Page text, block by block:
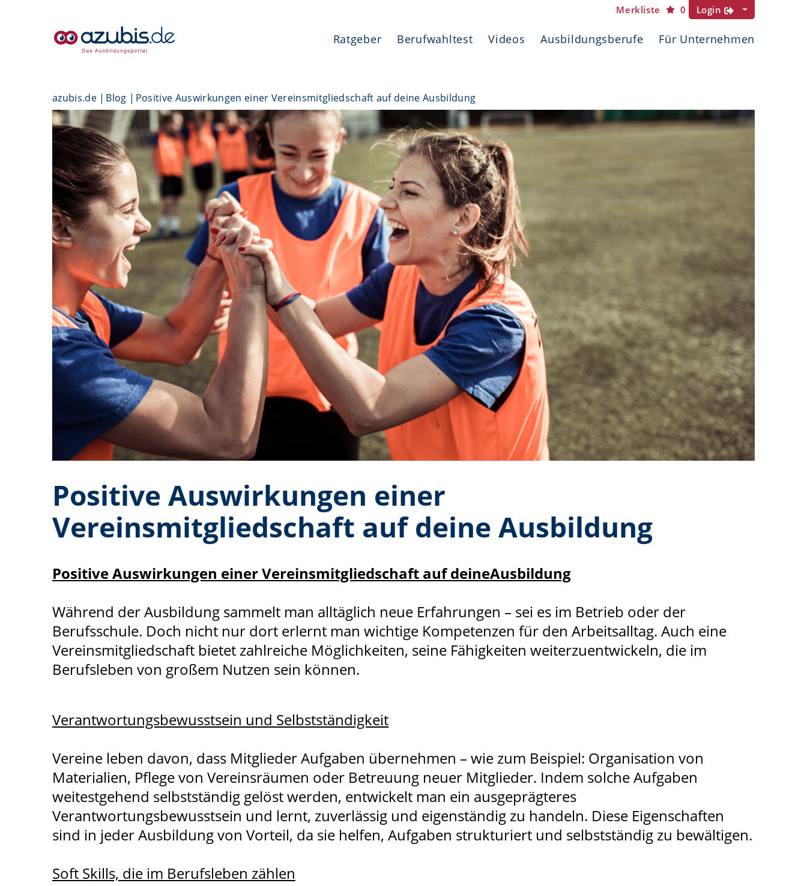
Merkliste 0 Login
Ratgeber Berufwahltest Videos Ausbildungsberufe Für Unternehmen
azubis.de Blog Positive Auswirkungen einer Vereinsmitgliedschaft auf deine Ausbildung
Positive Auswirkungen einer
Vereinsmitgliedschaft auf deine Ausbildung
Positive Auswirkungen einer Vereinsmitgliedschaft auf deineAusbildung
Während der Ausbildung sammelt man alltäglich neue Erfahrungen – sei es im Betrieb oder der
Berufsschule. Doch nicht nur dort erlernt man wichtige Kompetenzen für den Arbeitsalltag. Auch eine
Vereinsmitgliedschaft bietet zahlreiche Möglichkeiten, seine Fähigkeiten weiterzuentwickeln, die im
Berufsleben von großem Nutzen sein können.
Verantwortungsbewusstsein und Selbstständigkeit
Vereine leben davon, dass Mitglieder Aufgaben übernehmen – wie zum Beispiel: Organisation von
Materialien, Pflege von Vereinsräumen oder Betreuung neuer Mitglieder. Indem solche Aufgaben
weitestgehend selbstständig gelöst werden, entwickelt man ein ausgeprägteres
Verantwortungsbewusstsein und lernt, zuverlässig und eigenständig zu handeln. Diese Eigenschaften
sind in jeder Ausbildung von Vorteil, da sie helfen, Aufgaben strukturiert und selbstständig zu bewältigen.
Soft Skills, die im Berufsleben zählen